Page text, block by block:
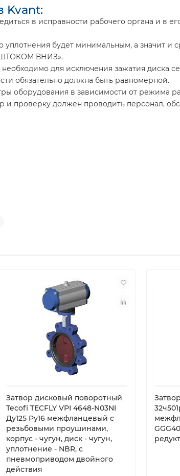
Kvant:
в исправности рабочего органа и в
будет минимальным, а значит и
ВНИЗ».
для исключения зажатия диска
обязательно должна быть равномерной.
оборудования в зависимости от режима
и проверку должен проводить персонал,
Затвор дисковый поворотный
Tecofi TECFLY VPI 4648-N03NI
Ду125 Ру16 межфланцевый с
резьбовыми проушинами,
корпус - чугун, диск - чугун,
уплотнение - NBR, с
пневмоприводом двойного
действия